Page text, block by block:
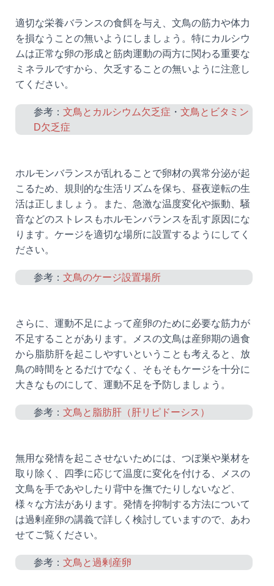
適切な栄養バランスの食餌を与え、文鳥の筋力や体力
を損なうことの無いようにしましょう。特にカルシウ
ムは正常な卵の形成と筋肉運動の両方に関わる重要な
ミネラルですから、欠乏することの無いように注意し
てください。
参考： 文鳥とカルシウム欠乏症 ・ 文鳥とビタミン
D欠乏症
ホルモンバランスが乱れることで卵材の異常分泌が起
こるため、規則的な生活リズムを保ち、昼夜逆転の生
活は正しましょう。また、急激な温度変化や振動、騒
音などのストレスもホルモンバランスを乱す原因にな
ります。ケージを適切な場所に設置するようにしてく
ださい。
参考： 文鳥のケージ設置場所
さらに、運動不足によって産卵のために必要な筋力が
不足することがあります。メスの文鳥は産卵期の過食
から脂肪肝を起こしやすいということも考えると、放
鳥の時間をとるだけでなく、そもそもケージを十分に
大きなものにして、運動不足を予防しましょう。
参考： 文鳥と脂肪肝（肝リピドーシス）
無用な発情を起こさせないためには、つぼ巣や巣材を
取り除く、四季に応じて温度に変化を付ける、メスの
文鳥を手であやしたり背中を撫でたりしないなど、
様々な方法があります。発情を抑制する方法について
は過剰産卵の講義で詳しく検討していますので、あわ
せてご覧ください。
参考： 文鳥と過剰産卵